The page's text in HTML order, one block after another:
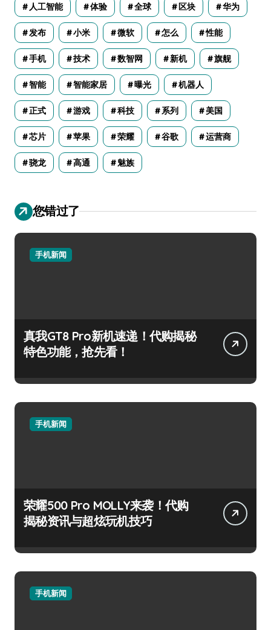
人工智能 体验 全球 区块 华为
发布 小米 微软 怎么 性能
手机 技术 数智网 新机 旗舰
智能 智能家居 曝光 机器人
正式 游戏 科技 系列 美国
芯片 苹果 荣耀 谷歌 运营商
骁龙 高通 魅族
您错过了
手机新闻
真我GT8 Pro新机速递！代购揭秘
特色功能，抢先看！
手机新闻
荣耀500 Pro MOLLY来袭！代购
揭秘资讯与超炫玩机技巧
手机新闻